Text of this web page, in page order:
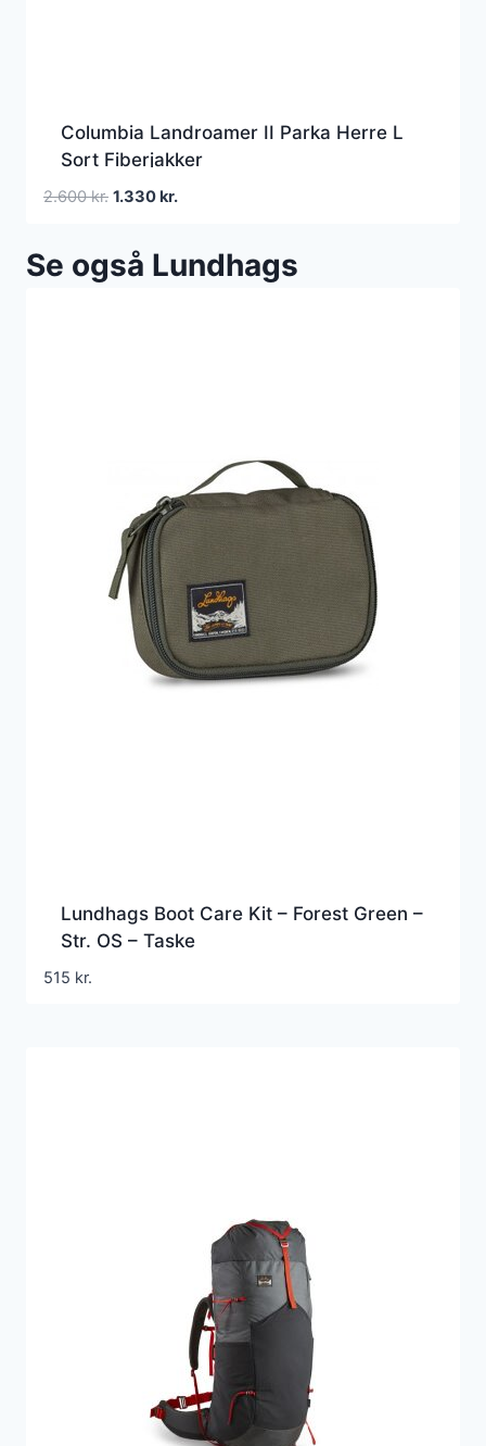
Columbia Landroamer II Parka Herre L
Sort Fiberjakker
2.600kr. Den
pris
var:
1.330kr.Den
er:
Se også Lundhags
Lundhags Boot Care Kit – Forest Green –
Str. OS – Taske
515 kr.